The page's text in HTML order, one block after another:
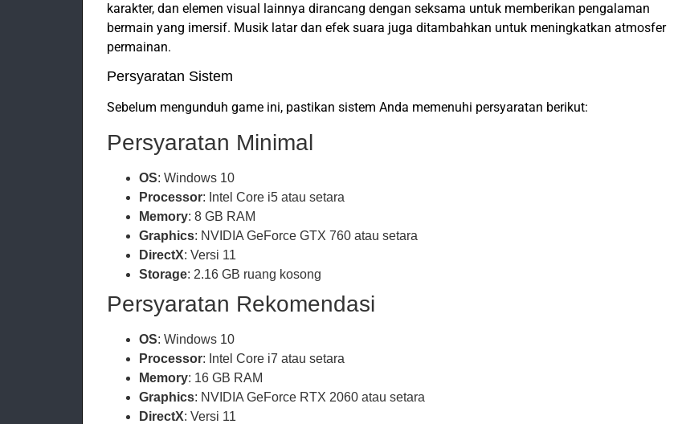
karakter, dan elemen visual lainnya dirancang dengan seksama untuk memberikan pengalaman
bermain yang imersif. Musik latar dan efek suara juga ditambahkan untuk meningkatkan atmosfer
permainan.
Persyaratan Sistem
Sebelum mengunduh game ini, pastikan sistem Anda memenuhi persyaratan berikut:
Persyaratan Minimal
OS: Windows 10
Processor: Intel Core i5 atau setara
Memory: 8 GB RAM
Graphics: NVIDIA GeForce GTX 760 atau setara
DirectX: Versi 11
Storage: 2.16 GB ruang kosong
Persyaratan Rekomendasi
OS: Windows 10
Processor: Intel Core i7 atau setara
Memory: 16 GB RAM
Graphics: NVIDIA GeForce RTX 2060 atau setara
DirectX: Versi 11